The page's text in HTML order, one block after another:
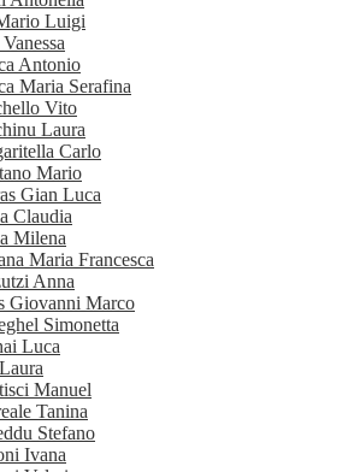
Luigi
Antonio
Maria Serafina
Vito
Laura
Carlo
Mario
Gian Luca
Claudia
Milena
Maria Francesca
Anna
Giovanni Marco
Simonetta
Luca
Manuel
Tanina
Stefano
Ivana